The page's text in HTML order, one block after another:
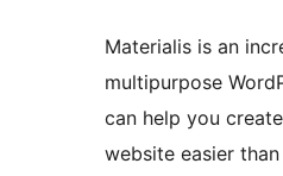
Materialis is an
multipurpose
can help you
website easier